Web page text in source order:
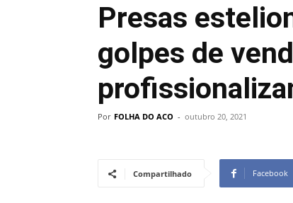
Presas
golpes de
Por FOLHA DO ACO - outubro 20, 2021
Compartilhado Facebook